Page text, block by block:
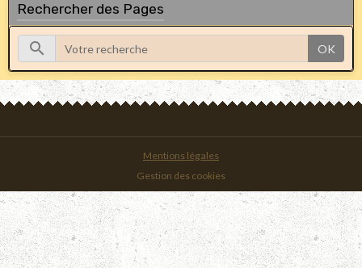
Rechercher des Pages
OK
Mentions légales
Gestion des cookies